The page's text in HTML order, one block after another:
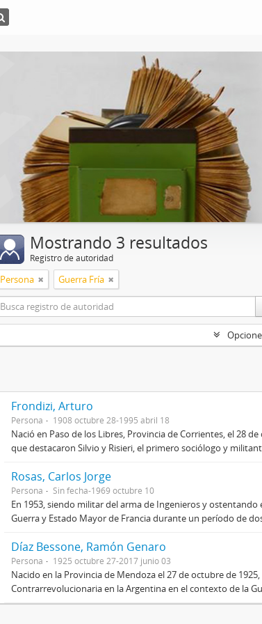
Mostrando 3 resultados
Registro de autoridad
Persona Guerra Fría
Frondizi, Arturo
Persona 1908 octubre 28-1995 abril 18
Nació en Paso de los Libres, Provincia de Corrientes, el 28
que destacaron Silvio y Risieri, el primero sociólogo y
Rosas, Carlos Jorge
Persona Sin fecha-1969 octubre 10
En 1953, siendo militar del arma de Ingenieros y
Guerra y Estado Mayor de Francia durante un período de
Díaz Bessone, Ramón Genaro
Persona 1925 octubre 27-2017 junio 03
Nacido en la Provincia de Mendoza el 27 de octubre de
Contrarrevolucionaria en la Argentina en el contexto de la